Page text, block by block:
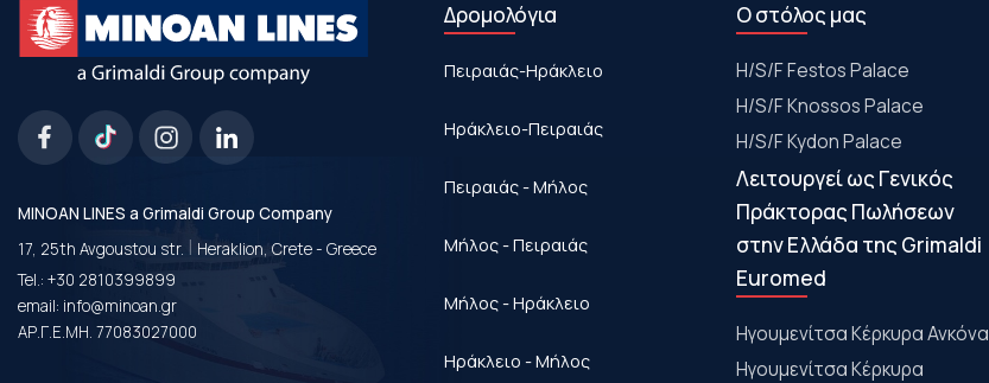
MINOAN LINES a Grimaldi Group Company
17, 25th Avgoustou str. | Heraklion, Crete - Greece
Tel.: +30 2810399899
email: info@minoan.gr
ΑΡ.Γ.Ε.ΜΗ. 77083027000
Δρομολόγια
Πειραιάς-Ηράκλειο
Ηράκλειο-Πειραιάς
Πειραιάς - Μήλος
Μήλος - Πειραιάς
Μήλος - Ηράκλειο
Ηράκλειο - Μήλος
Ο στόλος μας
Η/S/F Festos Palace
H/S/F Knossos Palace
H/S/F Kydon Palace
Λειτουργεί ως Γενικός
Πράκτορας Πωλήσεων
στην Ελλάδα της Grimaldi
Euromed
Ηγουμενίτσα Κέρκυρα Ανκόνα
Ηγουμενίτσα Κέρκυρα